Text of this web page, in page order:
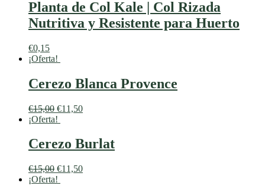
Planta de Col Kale | Col Rizada
Nutritiva y Resistente para Huerto
€0,15
¡Oferta!
Cerezo Blanca Provence
€15,00 €11,50
¡Oferta!
Cerezo Burlat
€15,00 €11,50
¡Oferta!